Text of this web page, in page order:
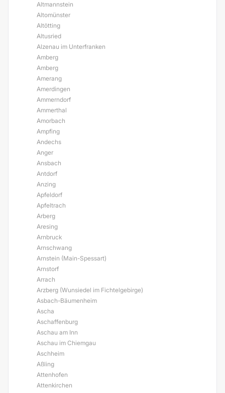
Altmannstein
Altomünster
Altötting
Altusried
Alzenau im Unterfranken
Amberg
Amberg
Amerang
Amerdingen
Ammerndorf
Ammerthal
Amorbach
Ampfing
Andechs
Anger
Ansbach
Antdorf
Anzing
Apfeldorf
Apfeltrach
Arberg
Aresing
Arnbruck
Arnschwang
Arnstein (Main-Spessart)
Arnstorf
Arrach
Arzberg (Wunsiedel im Fichtelgebirge)
Asbach-Bäumenheim
Ascha
Aschaffenburg
Aschau am Inn
Aschau im Chiemgau
Aschheim
Aßling
Attenhofen
Attenkirchen